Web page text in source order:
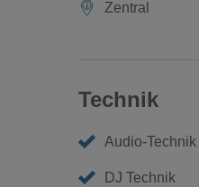
Zentral
Technik
Audio-Technik
DJ Technik